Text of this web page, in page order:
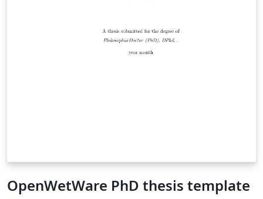
OpenWetWare PhD thesis template